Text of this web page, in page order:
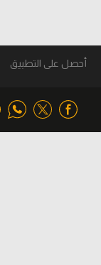
أحصل على التطبيق